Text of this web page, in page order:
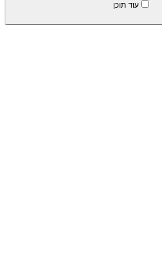
עוד תוכן